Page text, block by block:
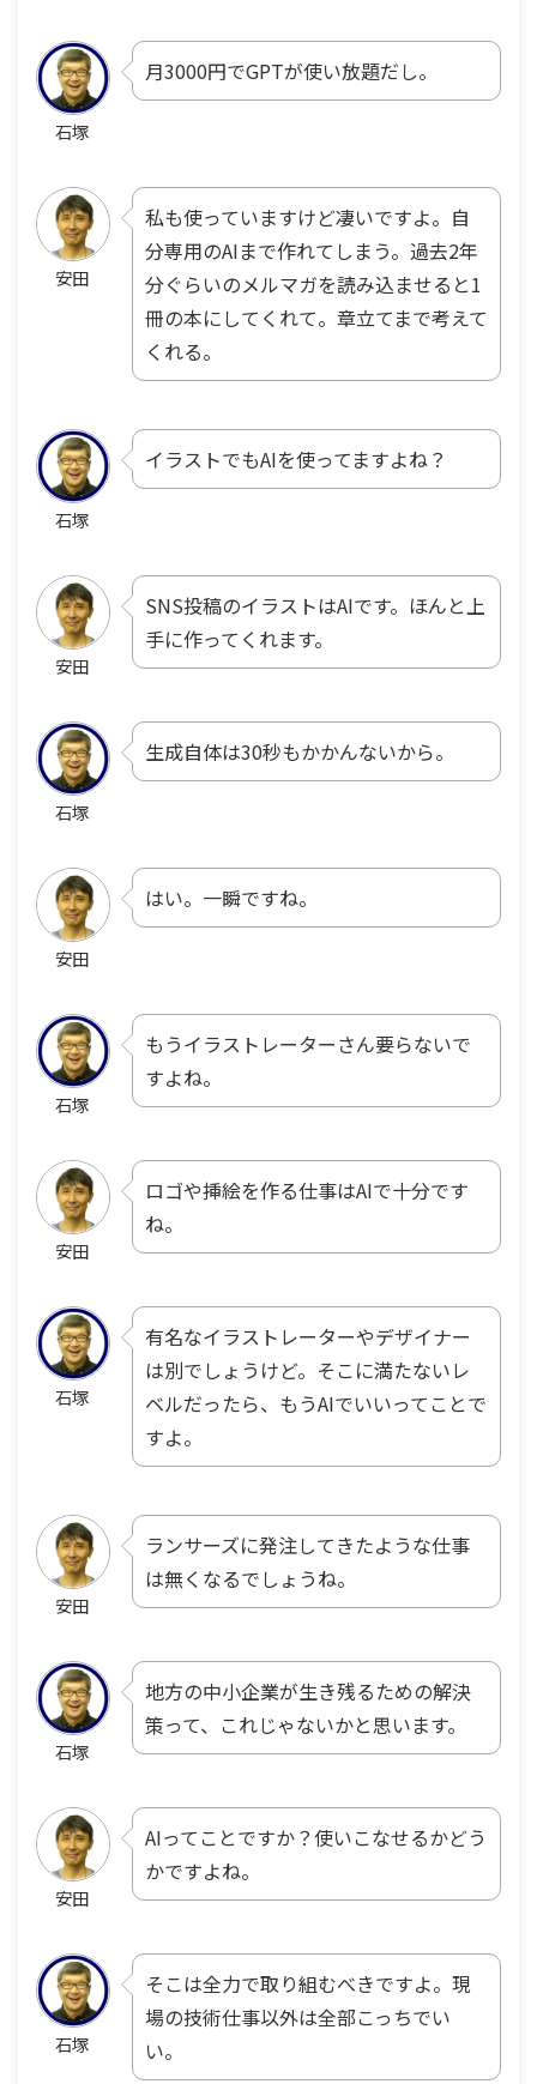
石塚
月3000円でGPTが使い放題だし。
安田
私も使っていますけど凄いですよ。自
分専用のAIまで作れてしまう。過去2年
分ぐらいのメルマガを読み込ませると1
冊の本にしてくれて。章立てまで考えて
くれる。
石塚
イラストでもAIを使ってますよね？
安田
SNS投稿のイラストはAIです。ほんと上
手に作ってくれます。
石塚
生成自体は30秒もかかんないから。
安田
はい。一瞬ですね。
石塚
もうイラストレーターさん要らないで
すよね。
安田
ロゴや挿絵を作る仕事はAIで十分です
ね。
石塚
有名なイラストレーターやデザイナー
は別でしょうけど。そこに満たないレ
ベルだったら、もうAIでいいってことで
すよ。
安田
ランサーズに発注してきたような仕事
は無くなるでしょうね。
石塚
地方の中小企業が生き残るための解決
策って、これじゃないかと思います。
安田
AIってことですか？使いこなせるかどう
かですよね。
石塚
そこは全力で取り組むべきですよ。現
場の技術仕事以外は全部こっちでい
い。